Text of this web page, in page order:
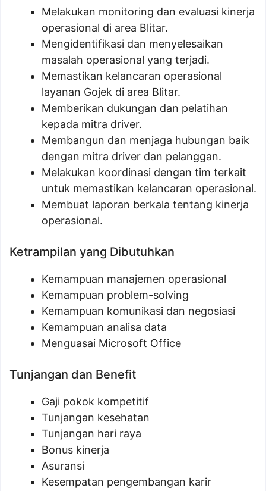
Melakukan monitoring dan evaluasi kinerja
operasional di area Blitar.
Mengidentifikasi dan menyelesaikan
masalah operasional yang terjadi.
Memastikan kelancaran operasional
layanan Gojek di area Blitar.
Memberikan dukungan dan pelatihan
kepada mitra driver.
Membangun dan menjaga hubungan baik
dengan mitra driver dan pelanggan.
Melakukan koordinasi dengan tim terkait
untuk memastikan kelancaran operasional.
Membuat laporan berkala tentang kinerja
operasional.
Ketrampilan yang Dibutuhkan
Kemampuan manajemen operasional
Kemampuan problem-solving
Kemampuan komunikasi dan negosiasi
Kemampuan analisa data
Menguasai Microsoft Office
Tunjangan dan Benefit
Gaji pokok kompetitif
Tunjangan kesehatan
Tunjangan hari raya
Bonus kinerja
Asuransi
Kesempatan pengembangan karir